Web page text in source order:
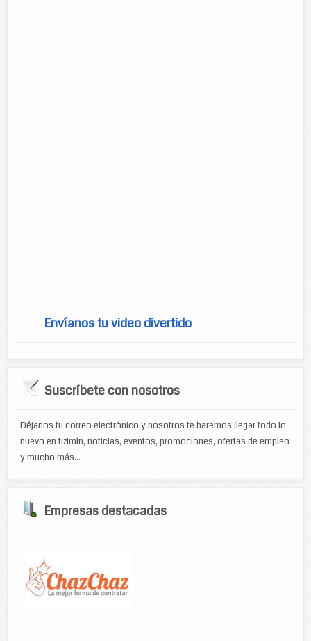
Envíanos tu video divertido
Suscríbete con nosotros
Déjanos tu correo electrónico y nosotros te haremos llegar todo lo
nuevo en tizimín, noticias, eventos, promociones, ofertas de empleo
y mucho más...
Empresas destacadas